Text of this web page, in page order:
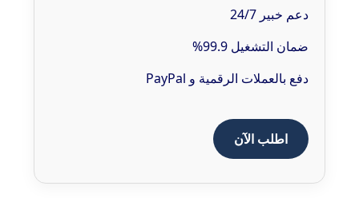
دعم خبير 24/7
ضمان التشغيل 99.9%
دفع بالعملات الرقمية و PayPal
اطلب الآن